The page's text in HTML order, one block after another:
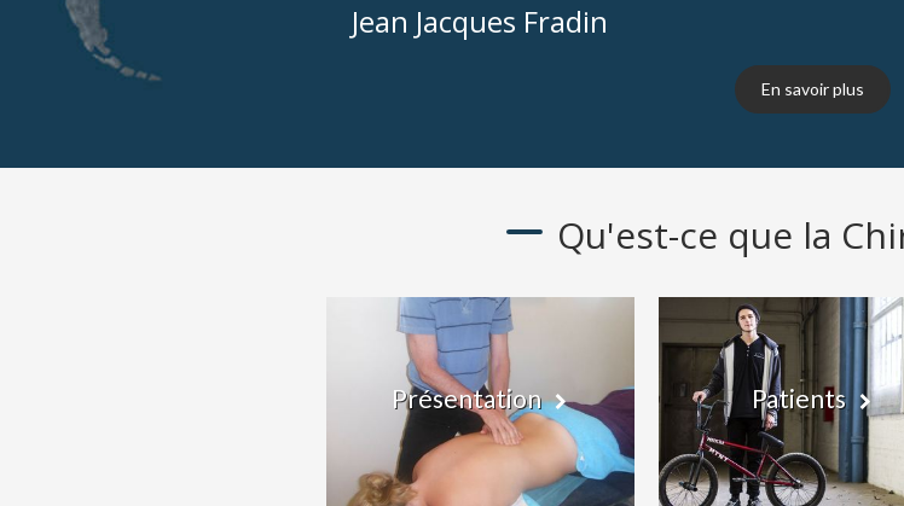
Jean Jacques Fradin
En savoir plus
Qu'est-ce que la
Présentation Patients